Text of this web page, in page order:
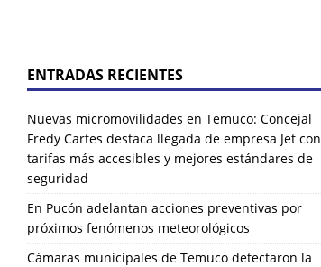
ENTRADAS RECIENTES
Nuevas micromovilidades en Temuco: Concejal
Fredy Cartes destaca llegada de empresa Jet con
tarifas más accesibles y mejores estándares de
seguridad
En Pucón adelantan acciones preventivas por
próximos fenómenos meteorológicos
Cámaras municipales de Temuco detectaron la